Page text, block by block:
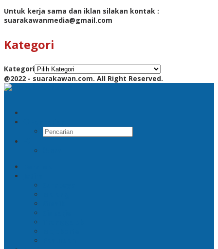
Untuk kerja sama dan iklan silakan kontak :
suarakawanmedia@gmail.com
Kategori
Kategori
@2022 - suarakawan.com. All Right Reserved.